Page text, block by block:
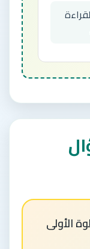
الأولى